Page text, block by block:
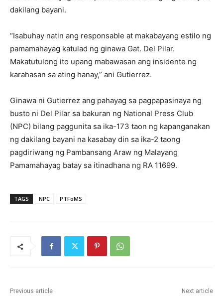
dakilang bayani.
“Isabuhay natin ang responsable at makabayang estilo ng
pamamahayag katulad ng ginawa Gat. Del Pilar.
Makatutulong ito upang mabawasan ang insidente ng
karahasan sa ating hanay,” ani Gutierrez.
Ginawa ni Gutierrez ang pahayag sa pagpapasinaya ng
busto ni Del Pilar sa bakuran ng National Press Club
(NPC) bilang paggunita sa ika-173 taon ng kapanganakan
ng dakilang bayani na kasabay din sa ika-2 taong
pagdiriwang ng Pambansang Araw ng Malayang
Pamamahayag batay sa itinadhana ng RA 11699.
TAGS NPC PTFoMS
Previous article Next article